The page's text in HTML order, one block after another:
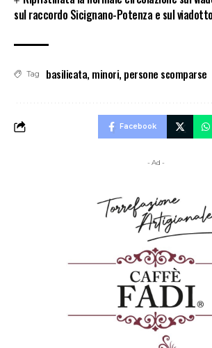
sul raccordo Sicignano-Potenza e sul
Tag basilicata, minori, persone scomparse
Facebook
- Ad -